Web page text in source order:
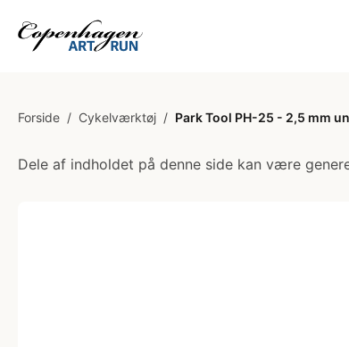
Forside / Cykelværktøj / Park Tool PH-25 - 2,5 mm
Dele af indholdet på denne side kan være